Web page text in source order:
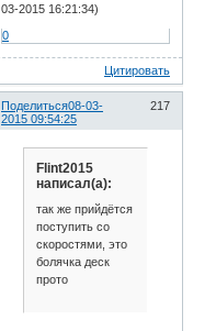
03-2015 16:21:34)
0
Цитировать
Поделиться 217
08-03-
2015 09:54:25
Flint2015
написал(а):
так же прийдётся
поступить со
скоростями, это
болячка деск
прото